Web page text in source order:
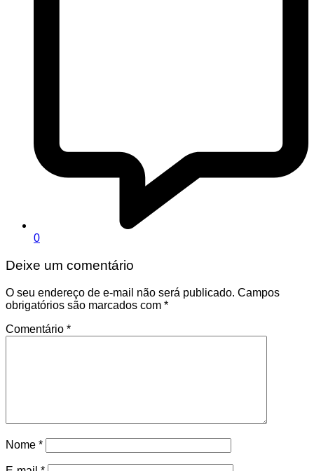
0
Deixe um comentário
O seu endereço de e-mail não será publicado. Campos
obrigatórios são marcados com *
Comentário *
Nome *